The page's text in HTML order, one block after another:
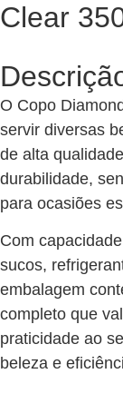
Clear
O Copo
servir diversas
de alta
durabilidade,
para ocasiões
Com
sucos,
embalagem
completo que
praticidade ao
beleza e